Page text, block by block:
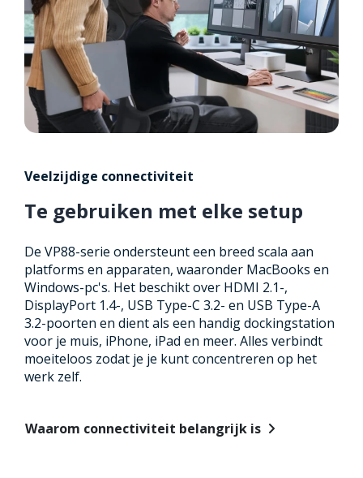
Veelzijdige connectiviteit
Te gebruiken met elke setup
De VP88-serie ondersteunt een breed scala aan
platforms en apparaten, waaronder MacBooks en
Windows-pc's. Het beschikt over HDMI 2.1-,
DisplayPort 1.4-, USB Type-C 3.2- en USB Type-A
3.2-poorten en dient als een handig dockingstation
voor je muis, iPhone, iPad en meer. Alles verbindt
moeiteloos zodat je je kunt concentreren op het
werk zelf.
Waarom connectiviteit belangrijk is